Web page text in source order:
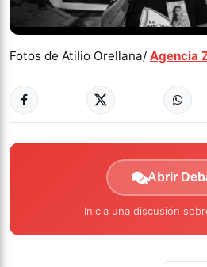
Fotos de Atilio Orellana/ Agencia
Abrir
Inicia una discusión